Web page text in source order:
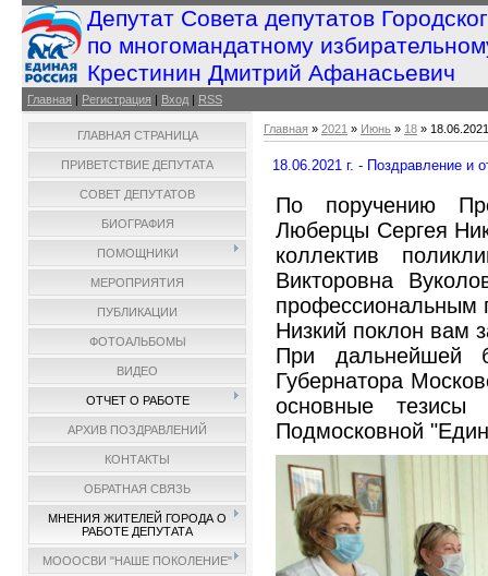
Депутат Совета депутатов
по многомандатному
Крестинин Дмитрий Афанасьевич
Главная | Регистрация | Вход | RSS
ГЛАВНАЯ СТРАНИЦА
ПРИВЕТСТВИЕ ДЕПУТАТА
СОВЕТ ДЕПУТАТОВ
БИОГРАФИЯ
ПОМОЩНИКИ
МЕРОПРИЯТИЯ
ПУБЛИКАЦИИ
ФОТОАЛЬБОМЫ
ВИДЕО
ОТЧЕТ О РАБОТЕ
АРХИВ ПОЗДРАВЛЕНИЙ
КОНТАКТЫ
ОБРАТНАЯ СВЯЗЬ
МНЕНИЯ ЖИТЕЛЕЙ ГОРОДА О
РАБОТЕ ДЕПУТАТА
МОООСВИ "НАШЕ ПОКОЛЕНИЕ"
Главная » 2021 » Июнь » 18 »
18.06.2021 г. - Поздравление и
По поручению
Люберцы Сергея
коллектив
Викторовна
профессиональным
Низкий поклон вам
При дальнейшей
Губернатора
основные
Подмосковной